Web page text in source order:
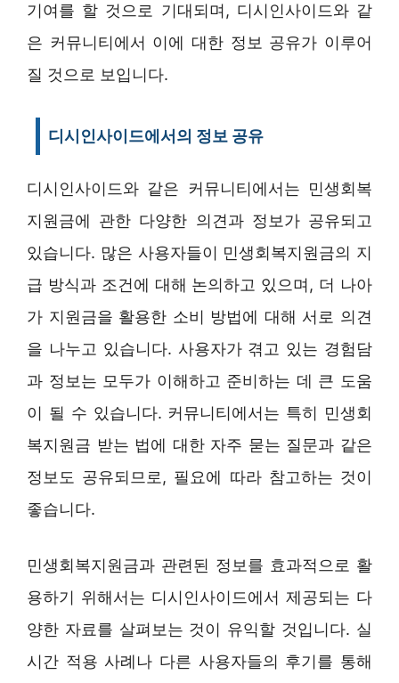
기여를 할 것으로 기대되며, 디시인사이드와 같
은 커뮤니티에서 이에 대한 정보 공유가 이루어
질 것으로 보입니다.
디시인사이드에서의 정보 공유
디시인사이드와 같은 커뮤니티에서는 민생회복
지원금에 관한 다양한 의견과 정보가 공유되고
있습니다. 많은 사용자들이 민생회복지원금의 지
급 방식과 조건에 대해 논의하고 있으며, 더 나아
가 지원금을 활용한 소비 방법에 대해 서로 의견
을 나누고 있습니다. 사용자가 겪고 있는 경험담
과 정보는 모두가 이해하고 준비하는 데 큰 도움
이 될 수 있습니다. 커뮤니티에서는 특히 민생회
복지원금 받는 법에 대한 자주 묻는 질문과 같은
정보도 공유되므로, 필요에 따라 참고하는 것이
좋습니다.
민생회복지원금과 관련된 정보를 효과적으로 활
용하기 위해서는 디시인사이드에서 제공되는 다
양한 자료를 살펴보는 것이 유익할 것입니다. 실
시간 적용 사례나 다른 사용자들의 후기를 통해